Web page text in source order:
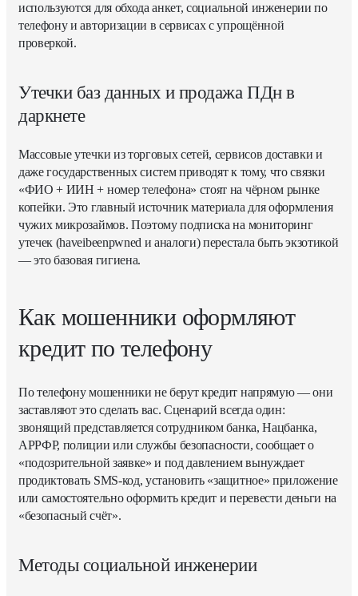
используются для обхода анкет, социальной инженерии по
телефону и авторизации в сервисах с упрощённой
проверкой.
Утечки баз данных и продажа ПДн в
даркнете
Массовые утечки из торговых сетей, сервисов доставки и
даже государственных систем приводят к тому, что связки
«ФИО + ИИН + номер телефона» стоят на чёрном рынке
копейки. Это главный источник материала для оформления
чужих микрозаймов. Поэтому подписка на мониторинг
утечек (haveibeenpwned и аналоги) перестала быть экзотикой
— это базовая гигиена.
Как мошенники оформляют
кредит по телефону
По телефону мошенники не берут кредит напрямую — они
заставляют это сделать вас. Сценарий всегда один:
звонящий представляется сотрудником банка, Нацбанка,
АРРФР, полиции или службы безопасности, сообщает о
«подозрительной заявке» и под давлением вынуждает
продиктовать SMS-код, установить «защитное» приложение
или самостоятельно оформить кредит и перевести деньги на
«безопасный счёт».
Методы социальной инженерии